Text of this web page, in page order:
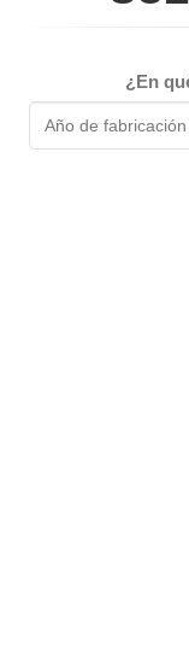
¿En